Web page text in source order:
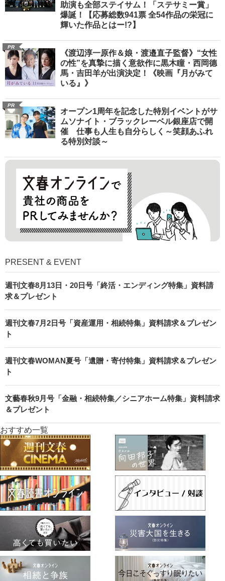
助演も全部ステイサム！「ステサミー賞」
爆誕！【応募総数941票 全54作品の栄冠に
輝いた作品とはー!?】
PR
《渡辺淳一原作＆娘・渡邉直子監督》“女性
の性”を真摯に描く意欲作に黒木瞳・西岡德
馬・吉田羊が出演決定！《映画『月がみて
いる』》
PR
オープン1周年を記念した特別イベントがサ
ムソナイト・ブラックレーベル銀座店で開
催 仕事も人生も自分らしく～笑顔あふれ
る特別対談～
PRESENT & EVENT
週刊文春8月13日・20日号「終活・エンディング特集」資料請
求＆プレゼント
週刊文春7月2日号「資産運用・相続特集」資料請求＆プレゼン
ト
週刊文春WOMAN夏号「遺贈・寄付特集」資料請求＆プレゼン
ト
文藝春秋9月号「金融・相続特集／シニアホーム特集」資料請求
＆プレゼント
おすすめ一覧